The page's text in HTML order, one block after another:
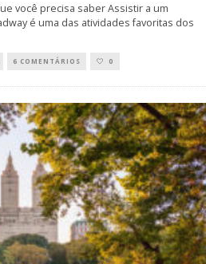
você precisa saber Assistir a um
é uma das atividades favoritas dos
6 COMENTÁRIOS 0